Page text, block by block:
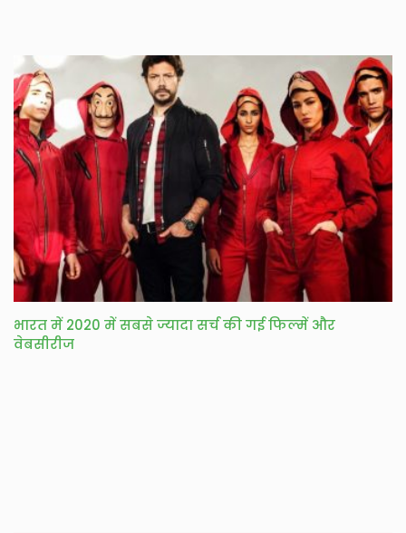
भारत में 2020 में सबसे ज्यादा सर्च की गई फिल्में और
वेबसीरीज